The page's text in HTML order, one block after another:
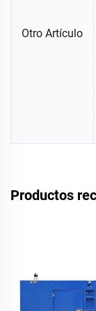
Otro Artículo
Productos